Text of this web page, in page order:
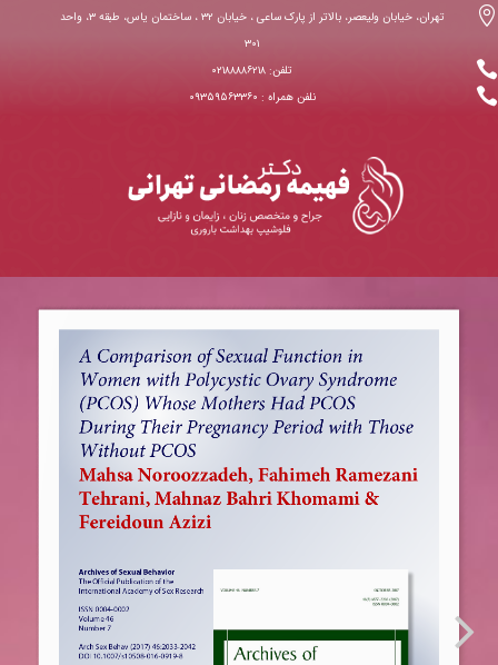

تهران، خیابان ولیعصر، بالاتر از پارک ساعی ، خیابان ۳۲ ، ساختمان یاس، طبقه ۳، واحد
۳۰۱
 تلفن: ۰۲۱۸۸۸۸۶۲۱۸
 نلفن همراه : ۰۹۳۵۹۵۶۳۳۶۰